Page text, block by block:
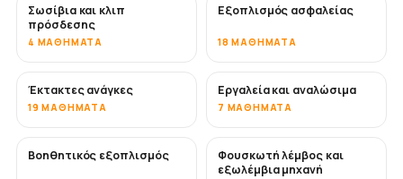
Σωσίβια και κλιπ
πρόσδεσης
4 ΜΑΘΉΜΑΤΑ
Εξοπλισμός ασφαλείας
18 ΜΑΘΉΜΑΤΑ
Έκτακτες ανάγκες
19 ΜΑΘΉΜΑΤΑ
Εργαλεία και αναλώσιμα
7 ΜΑΘΉΜΑΤΑ
Βοηθητικός εξοπλισμός
Φουσκωτή λέμβος και
εξωλέμβια μηχανή